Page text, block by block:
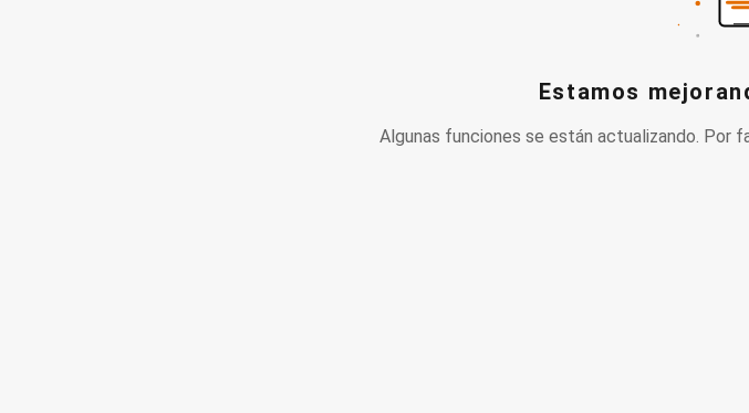
Estamos
Algunas funciones se están actualizando. Por